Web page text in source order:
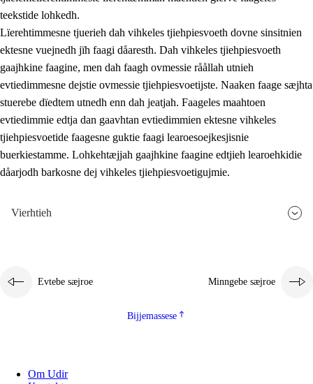
teekstide lohkedh.
Lïerehtimmesne tjuerieh dah vihkeles tjiehpiesvoeth dovne sinsitnien
ektesne vuejnedh jïh faagi dåaresth. Dah vihkeles tjiehpiesvoeth
gaajhkine faagine, men dah faagh ovmessie råållah utnieh
evtiedimmesne dejstie ovmessie tjiehpiesvoetijste. Naaken faage sæjhta
stuerebe dïedtem utnedh enn dah jeatjah. Faageles maahtoen
evtiedimmie edtja dan gaavhtan evtiedimmien ektesne vihkeles
tjiehpiesvoetide faagesne guktie faagi learoesoejkesjisnie
buerkiestamme. Lohkehtæjjah gaajhkine faagine edtjieh learoehkidie
dåarjodh barkosne dej vihkeles tjiehpiesvoetigujmie.
Vierhtieh
Evtebe sæjroe Minngebe sæjroe
Bijjemassese
Om Udir